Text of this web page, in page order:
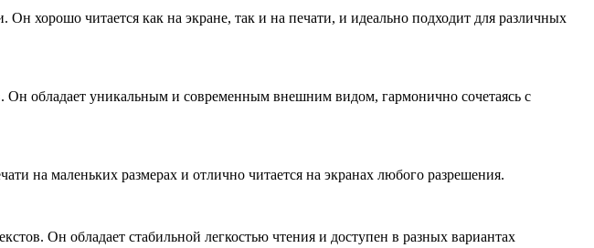
хорошо читается как на экране, так и на печати, и идеально подходит для различных
обладает уникальным и современным внешним видом, гармонично сочетаясь с
на маленьких размерах и отлично читается на экранах любого разрешения.
Он обладает стабильной легкостью чтения и доступен в разных вариантах